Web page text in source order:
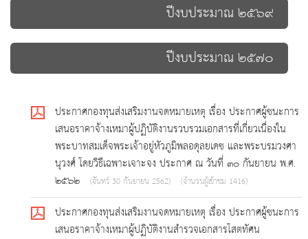
ปีงบประมาณ ๒๕๖๙
ปีงบประมาณ ๒๕๗๐
ประกาศกองทุนส่งเสริมงานจดหมายเหตุ เรื่อง ประกาศผู้ชนะการ
เสนอราคาจ้างเหมาผู้ปฏิบัติงานรวบรวมเอกสารที่เกี่ยวเนื่องใน
พระบาทสมเด็จพระเจ้าอยู่หัวภูมิพลอดุลยเดช และพระบรมวงศา
นุวงศ์ โดยวิธีเฉพาะเจาะจง ประกาศ ณ วันที่ ๓๐ กันยายน พ.ศ.
๒๕๖๒
(จันทร์ 30 กันยายน 2562) (จำนวนผู้เข้าชม 1416)
ประกาศกองทุนส่งเสริมงานจดหมายเหตุ เรื่อง ประกาศผู้ชนะการ
เสนอราคาจ้างเหมาผู้ปฏิบัติงานสำรวจเอกสารโสตทัศน